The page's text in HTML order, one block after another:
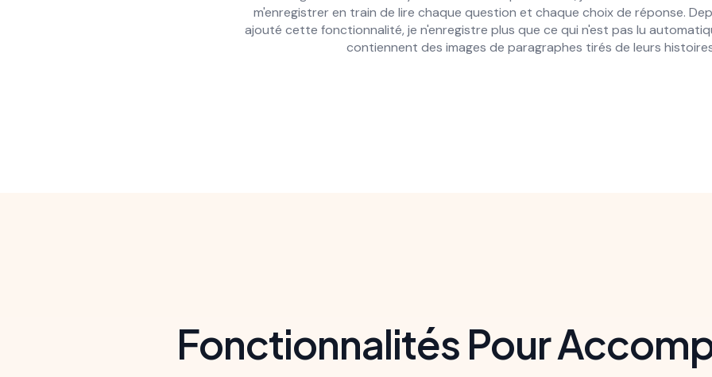
m'enregistrer en train de lire chaque question et chaque choix de réponse.
ajouté cette fonctionnalité, je n'enregistre plus que ce qui n'est pas lu
contiennent des images de paragraphes tirés de leurs
Fonctionnalités Pour